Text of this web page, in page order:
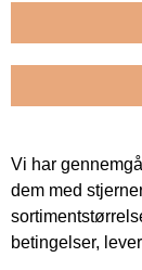
Vi har
dem med
betingelser,